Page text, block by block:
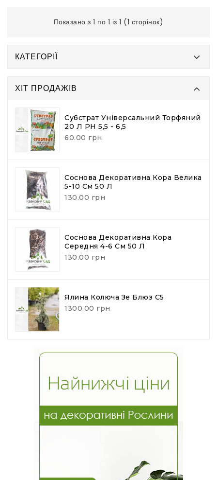
Показано з 1 по 1 із 1 (1 сторінок)
КАТЕГОРІЇ
ХІТ ПРОДАЖІВ
Субстрат Універсальний Торфяний
20 Л PH 5,5 - 6,5
60.00 грн
Соснова Декоративна Кора Велика
5-10 См 50 Л
130.00 грн
Соснова Декоративна Кора
Середня 4-6 См 50 Л
130.00 грн
Ялина Колюча Зе Блюз С5
1300.00 грн